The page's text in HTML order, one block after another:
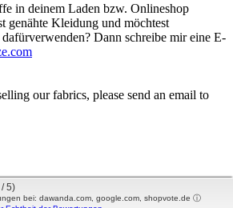
in deinem Laden bzw. Onlineshop
genähte Kleidung und möchtest
Dann schreibe mir eine E-
our fabrics, please send an email to
5)
bei: dawanda.com, google.com, shopvote.de ⓘ